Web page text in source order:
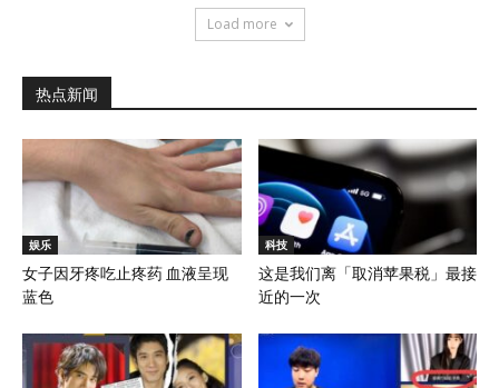
Load more
热点新闻
娱乐
女子因牙疼吃止疼药 血液呈现
蓝色
科技
这是我们离「取消苹果税」最接
近的一次